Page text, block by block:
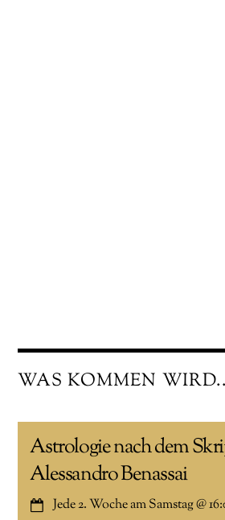
WAS KOMMEN
Astrologie nach dem
Alessandro Benassai
Jede 2. Woche am Samstag@